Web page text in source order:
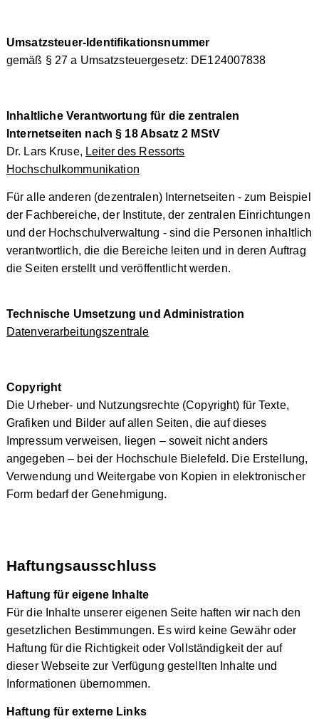
Umsatzsteuer-Identifikationsnummer
gemäß § 27 a Umsatzsteuergesetz: DE124007838
Inhaltliche Verantwortung für die zentralen
Internetseiten nach § 18 Absatz 2 MStV
Dr. Lars Kruse, Leiter des Ressorts
Hochschulkommunikation
Für alle anderen (dezentralen) Internetseiten - zum Beispiel
der Fachbereiche, der Institute, der zentralen Einrichtungen
und der Hochschulverwaltung - sind die Personen inhaltlich
verantwortlich, die die Bereiche leiten und in deren Auftrag
die Seiten erstellt und veröffentlicht werden.
Technische Umsetzung und Administration
Datenverarbeitungszentrale
Copyright
Die Urheber- und Nutzungsrechte (Copyright) für Texte,
Grafiken und Bilder auf allen Seiten, die auf dieses
Impressum verweisen, liegen – soweit nicht anders
angegeben – bei der Hochschule Bielefeld. Die Erstellung,
Verwendung und Weitergabe von Kopien in elektronischer
Form bedarf der Genehmigung.
Haftungsausschluss
Haftung für eigene Inhalte
Für die Inhalte unserer eigenen Seite haften wir nach den
gesetzlichen Bestimmungen. Es wird keine Gewähr oder
Haftung für die Richtigkeit oder Vollständigkeit der auf
dieser Webseite zur Verfügung gestellten Inhalte und
Informationen übernommen.
Haftung für externe Links